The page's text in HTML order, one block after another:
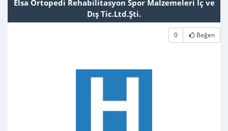
Elsa Ortopedi Rehabilitasyon Spor Malzemeleri İç ve
Dış Tic.Ltd.Şti.
0 Beğen